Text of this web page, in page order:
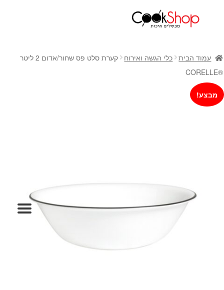
חנות
כלי בישול
סירים
מחבתות
כלי הגשה ואירוח
קפה ותה
גיפט קארד
עמוד הבית כלי הגשה ואירוח
קערת סלט פס שחור/אדום 2 ליטר
®CORELLE
מבצע!